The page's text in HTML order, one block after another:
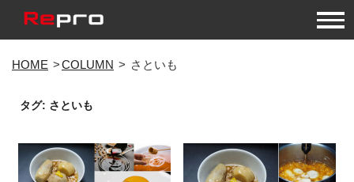
HOME COLUMN さといも
タグ: さといも